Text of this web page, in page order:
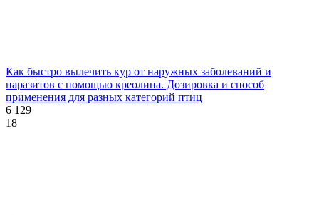
Как быстро вылечить кур от наружных заболеваний и
паразитов с помощью креолина. Дозировка и способ
применения для разных категорий птиц
6 129
18